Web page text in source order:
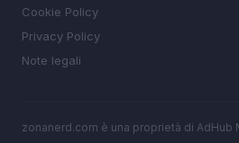
Cookie Policy
Privacy Policy
Note legali
zonanerd.com è una proprietà di AdHub